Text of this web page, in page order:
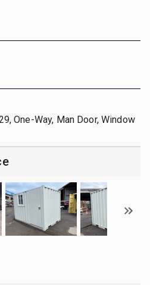
One-Way, Man Door, Window